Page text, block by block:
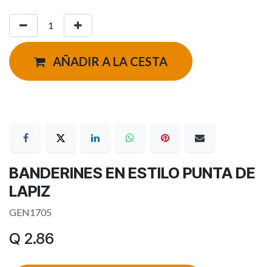
AÑADIR A LA CESTA
BANDERINES EN ESTILO PUNTA DE
LAPIZ
GEN1705
Q 2.86